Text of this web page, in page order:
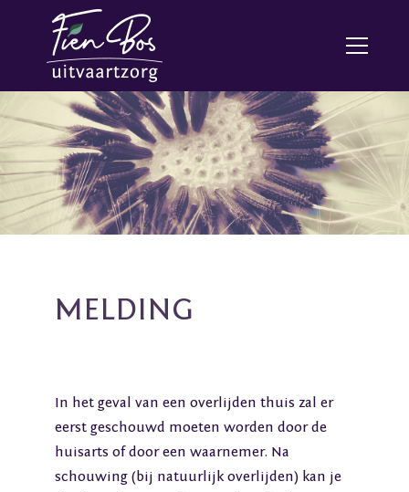
MELDING
In het geval van een overlijden thuis zal er
eerst geschouwd moeten worden door de
huisarts of door een waarnemer. Na
schouwing (bij natuurlijk overlijden) kan je